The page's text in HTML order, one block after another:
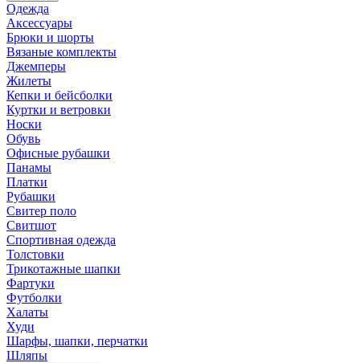
Одежда
Аксессуары
Брюки и шорты
Вязаные комплекты
Джемперы
Жилеты
Кепки и бейсболки
Куртки и ветровки
Носки
Обувь
Офисные рубашки
Панамы
Платки
Рубашки
Свитер поло
Свитшот
Спортивная одежда
Толстовки
Трикотажные шапки
Фартуки
Футболки
Халаты
Худи
Шарфы, шапки, перчатки
Шляпы